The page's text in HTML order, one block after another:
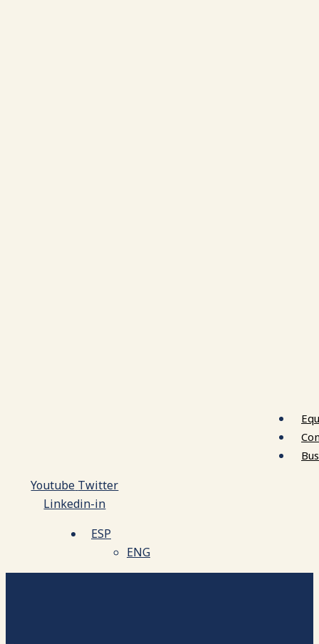
Youtube Twitter
Linkedin-in
ESP
ENG